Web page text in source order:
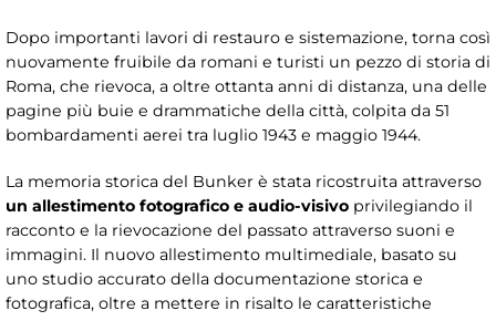
Dopo importanti lavori di restauro e sistemazione, torna così
nuovamente fruibile da romani e turisti un pezzo di storia di
Roma, che rievoca, a oltre ottanta anni di distanza, una delle
pagine più buie e drammatiche della città, colpita da 51
bombardamenti aerei tra luglio 1943 e maggio 1944.
La memoria storica del Bunker è stata ricostruita attraverso
un allestimento fotografico e audio-visivo privilegiando il
racconto e la rievocazione del passato attraverso suoni e
immagini. Il nuovo allestimento multimediale, basato su
uno studio accurato della documentazione storica e
fotografica, oltre a mettere in risalto le caratteristiche